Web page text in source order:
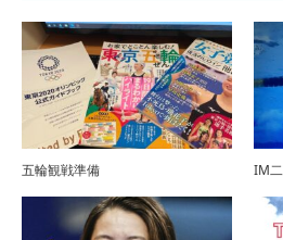
五輪観戦準備 IM